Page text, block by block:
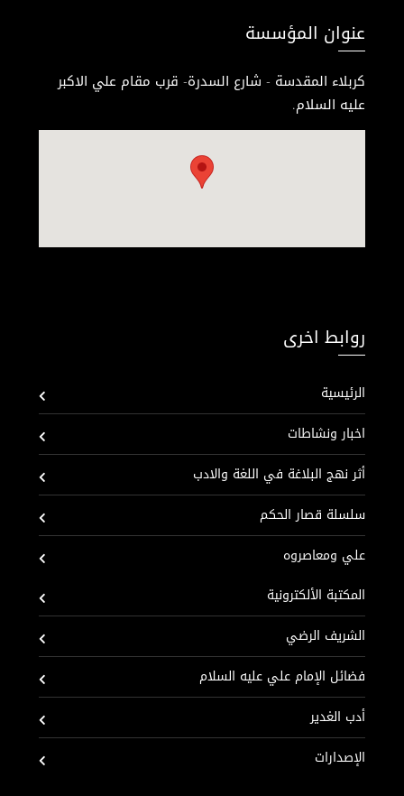
عنوان المؤسسة
كربلاء المقدسة - شارع السدرة- قرب مقام علي الاكبر
عليه السلام.
روابط اخرى
الرئيسية
اخبار ونشاطات
أثر نهج البلاغة في اللغة والادب
سلسلة قصار الحكم
علي ومعاصروه
المكتبة الألكترونية
الشريف الرضي
فضائل الإمام علي عليه السلام
أدب الغدير
الإصدارات